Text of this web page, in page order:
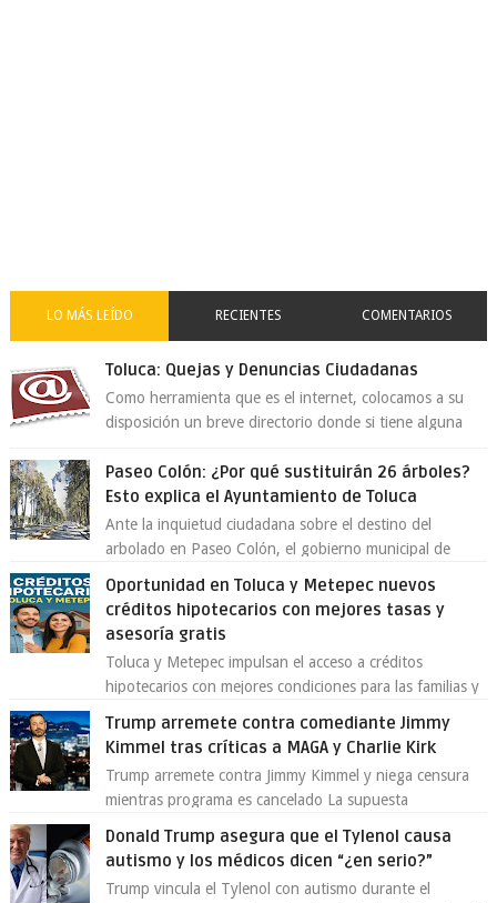
LO MÁS LEÍDO RECIENTES COMENTARIOS
Toluca: Quejas y Denuncias Ciudadanas
Como herramienta que es el internet, colocamos a su
disposición un breve directorio donde si tiene alguna
Paseo Colón: ¿Por qué sustituirán 26 árboles?
Esto explica el Ayuntamiento de Toluca
Ante la inquietud ciudadana sobre el destino del
arbolado en Paseo Colón, el gobierno municipal de
Oportunidad en Toluca y Metepec nuevos
créditos hipotecarios con mejores tasas y
asesoría gratis
Toluca y Metepec impulsan el acceso a créditos
hipotecarios con mejores condiciones para las familias y
Trump arremete contra comediante Jimmy
Kimmel tras críticas a MAGA y Charlie Kirk
Trump arremete contra Jimmy Kimmel y niega censura
mientras programa es cancelado La supuesta
Donald Trump asegura que el Tylenol causa
autismo y los médicos dicen “¿en serio?”
Trump vincula el Tylenol con autismo durante el